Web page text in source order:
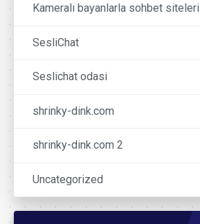
Kameralı bayanlarla sohbet siteleri
SesliChat
Seslichat odasi
shrinky-dink.com
shrinky-dink.com 2
Uncategorized